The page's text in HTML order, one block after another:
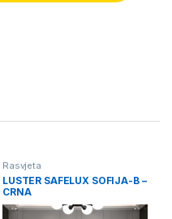
Rasvjeta
LUSTER SAFELUX SOFIJA-B –
CRNA